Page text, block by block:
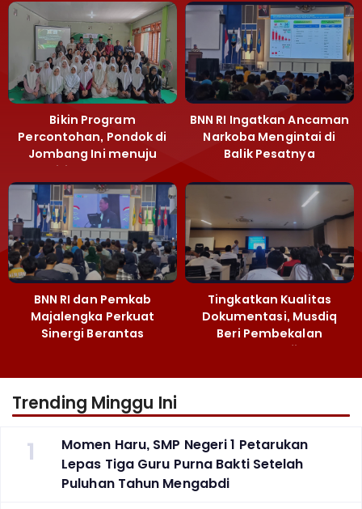
Bikin Program
Percontohan, Pondok di
Jombang Ini menuju
Mandiri Kelola Sampah
dan Ketahanan Pangan
BNN RI Ingatkan Ancaman
Narkoba Mengintai di
Balik Pesatnya
Majalengka
BNN RI dan Pemkab
Majalengka Perkuat
Sinergi Berantas
Tingkatkan Kualitas
Dokumentasi, Musdiq
Beri Pembekalan
Fotografi ‎
Trending Minggu Ini
1
Momen Haru, SMP Negeri 1 Petarukan
Lepas Tiga Guru Purna Bakti Setelah
Puluhan Tahun Mengabdi